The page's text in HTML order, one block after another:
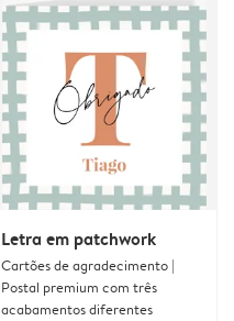
Letra em patchwork
Cartões de agradecimento |
Postal premium com três
acabamentos diferentes